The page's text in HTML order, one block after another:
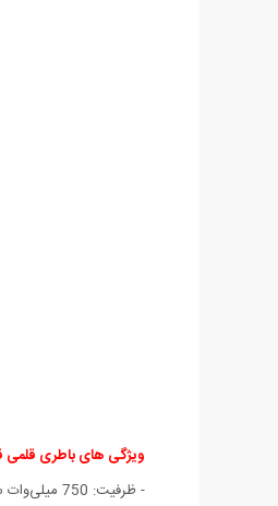
ویژگی هایباطری قلمی
- ظرفیت: 750 میلی‌وات ساعت (500 میلی‌آمپر ساعت)